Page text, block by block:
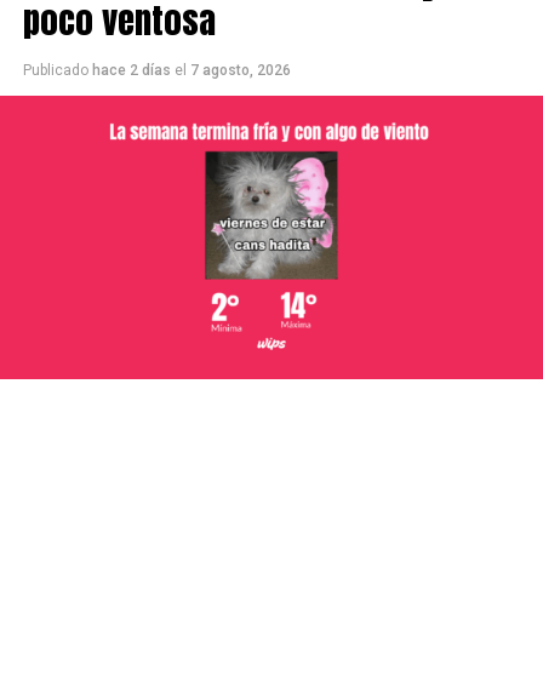
poco ventosa
Publicado hace 2 días el 7 agosto, 2026